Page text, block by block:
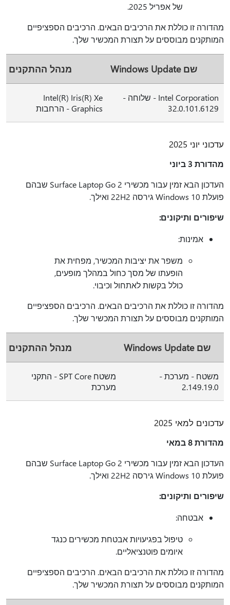
של אפריל 2025.
מהדורה זו כוללת את הרכיבים הבאים. הרכיבים הספציפיים
המותקנים מבוססים על תצורת המכשיר שלך.
שם Windows Update מנהל ההתקנים
Intel Corporation - שלוחה -
32.0.101.6129
Intel(R) Iris(R) Xe
Graphics - הרחבות
עדכוני יוני 2025
מהדורת 3 ביוני
העדכון הבא זמין עבור מכשירי Surface Laptop Go 2 שבהם
פועלת Windows 10 גירסה 22H2 ואילך.
שיפורים ותיקונים:
אמינות:
משפר את יציבות המכשיר, מפחית את
הופעתו של מסך כחול במהלך מופעים,
כולל בקשות לאתחול וכיבוי.
מהדורה זו כוללת את הרכיבים הבאים. הרכיבים הספציפיים
המותקנים מבוססים על תצורת המכשיר שלך.
שם Windows Update מנהל ההתקנים
משטח - מערכת -
2.149.19.0
משטח SPT Core - התקני
מערכת
עדכונים למאי 2025
מהדורת 8 במאי
העדכון הבא זמין עבור מכשירי Surface Laptop Go 2 שבהם
פועלת Windows 10 גירסה 22H2 ואילך.
שיפורים ותיקונים:
אבטחה:
טיפול בפגיעויות אבטחת מכשירים כנגד
איומים פוטנציאליים.
מהדורה זו כוללת את הרכיבים הבאים. הרכיבים הספציפיים
המותקנים מבוססים על תצורת המכשיר שלך.